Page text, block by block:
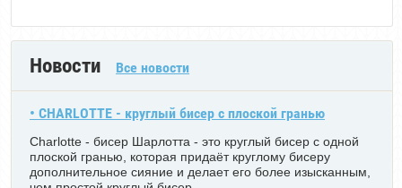
Новости Все новости
• CHARLOTTE - круглый бисер с плоской гранью
Charlotte - бисер Шарлотта - это круглый бисер с одной
плоской гранью, которая придаёт круглому бисеру
дополнительное сияние и делает его более изысканным,